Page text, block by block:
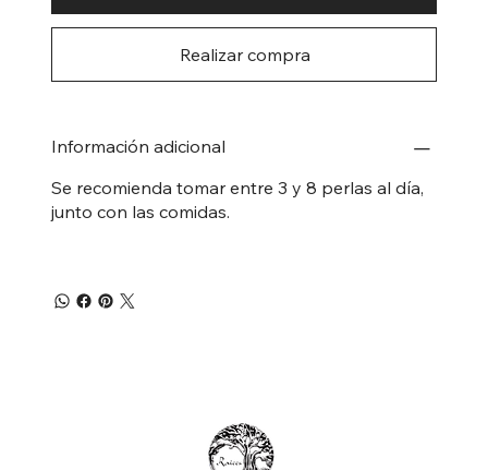
Realizar compra
Información adicional
Se recomienda tomar entre 3 y 8 perlas al día,
junto con las comidas.